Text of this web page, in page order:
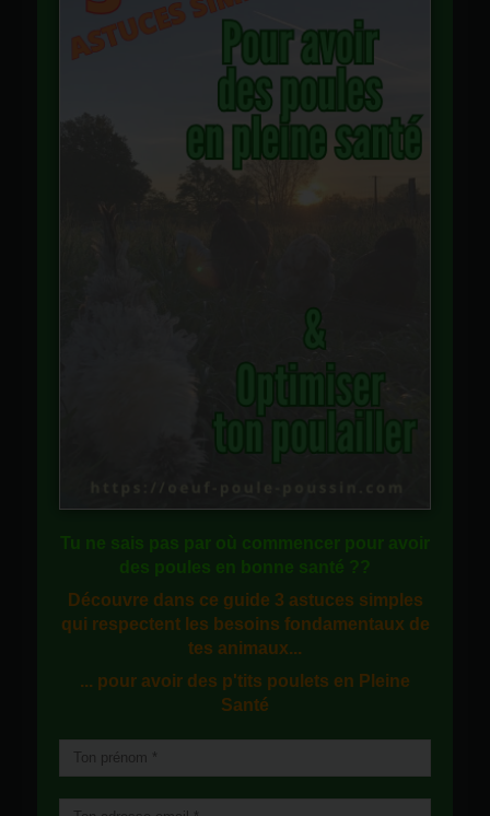
Tu ne sais pas par où commencer pour avoir
des poules en bonne santé ??
Découvre dans ce guide 3 astuces simples
qui respectent les besoins fondamentaux de
tes animaux...
... pour avoir des p'tits poulets en Pleine
Santé